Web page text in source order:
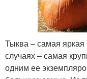
Тыква – самая яркая
случаях – самая
одним ее